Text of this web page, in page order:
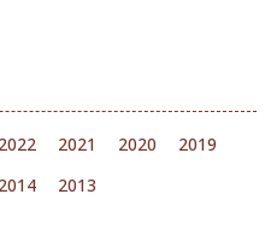
2022 2021 2020
2019
2014 2013